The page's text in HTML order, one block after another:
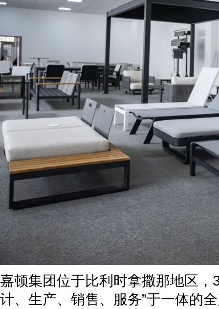
嘉顿集团位于比利时拿撒那地区
计、生产、销售、服务”于一体的